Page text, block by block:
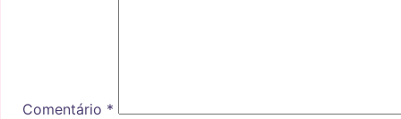
Comentário *